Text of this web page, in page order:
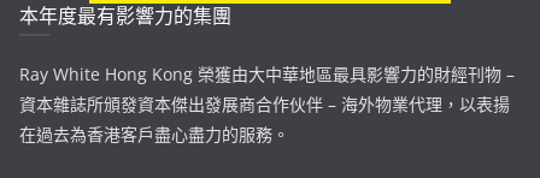
本年度最有影響力的集團
Ray White Hong Kong 榮獲由大中華地區最具影響力的財經刊物 –
資本雜誌所頒發資本傑出發展商合作伙伴 – 海外物業代理，以表揚
在過去為香港客戶盡心盡力的服務。